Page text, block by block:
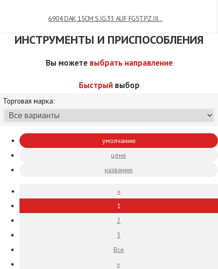
6904 DAK 15CM S.IG.33 AUF FGST.PZ.III...
ИНСТРУМЕНТЫ И ПРИСПОСОБЛЕНИЯ
Вы можете выбрать направление
Быстрыйвыбор
Торговая марка:
умолчанию
цене
названию
«
1
2
3
Все
»